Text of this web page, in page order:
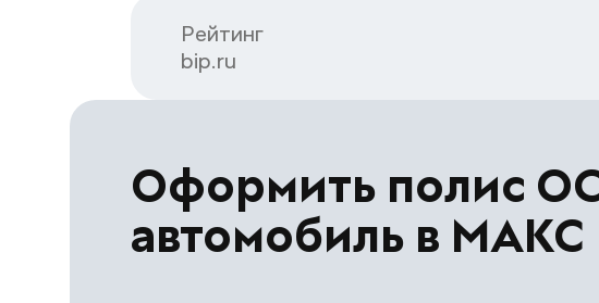
Рейтинг
bip.ru
Оформить полис
автомобиль в МАКС